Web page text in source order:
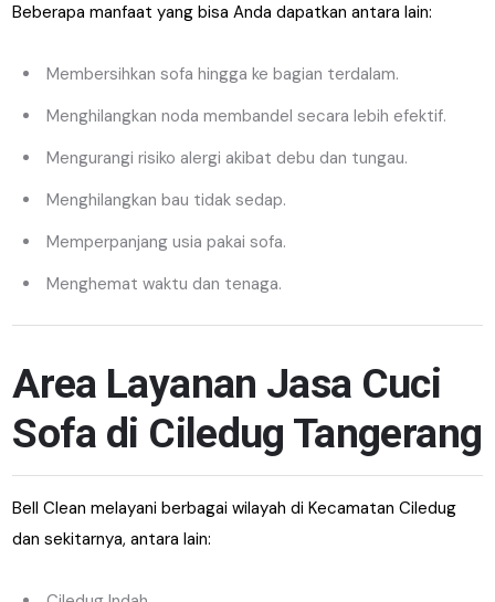
Beberapa manfaat yang bisa Anda dapatkan antara lain:
Membersihkan sofa hingga ke bagian terdalam.
Menghilangkan noda membandel secara lebih efektif.
Mengurangi risiko alergi akibat debu dan tungau.
Menghilangkan bau tidak sedap.
Memperpanjang usia pakai sofa.
Menghemat waktu dan tenaga.
Area Layanan Jasa Cuci
Sofa di Ciledug Tangerang
Bell Clean melayani berbagai wilayah di Kecamatan Ciledug
dan sekitarnya, antara lain: